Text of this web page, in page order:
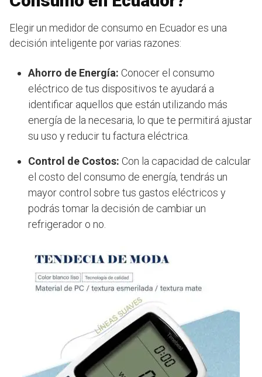
Elegir un medidor de consumo en Ecuador es una
decisión inteligente por varias razones:
Ahorro de Energía: Conocer el consumo
eléctrico de tus dispositivos te ayudará a
identificar aquellos que están utilizando más
energía de la necesaria, lo que te permitirá ajustar
su uso y reducir tu factura eléctrica.
Control de Costos: Con la capacidad de calcular
el costo del consumo de energía, tendrás un
mayor control sobre tus gastos eléctricos y
podrás tomar la decisión de cambiar un
refrigerador o no.